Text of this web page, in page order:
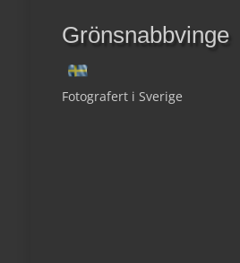
Grönsnabbvinge
Fotografert i Sverige